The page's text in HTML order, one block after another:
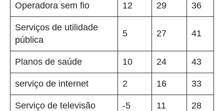
Operadora sem fio 12 29 36
Serviços de utilidade
pública
5 27 41
Planos de saúde 10 24 43
serviço de internet 2 16 33
Serviço de televisão -5 11 28